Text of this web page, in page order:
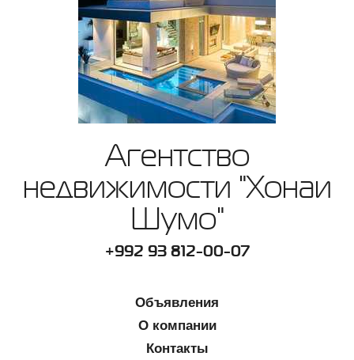
Агентство
недвижимости "Хонаи
Шумо"
+992 93 812-00-07
Объявления
О компании
Контакты